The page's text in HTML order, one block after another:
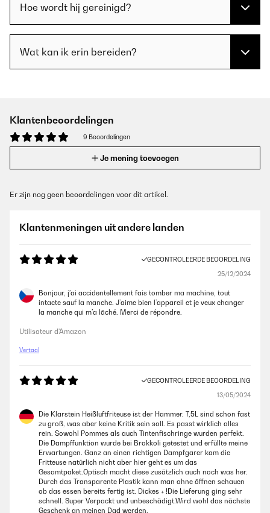
Hoe wordt hij gereinigd?
Wat kan ik erin bereiden?
Klantenbeoordelingen
9 Beoordelingen
Je mening toevoegen
Er zijn nog geen beoordelingen voor dit artikel.
Klantenmeningen uit andere landen
GECONTROLEERDE BEOORDELING
25/12/2024
Bonjour, j’ai accidentellement fais tomber ma machine, tout
intacte sauf la manche. J’aime bien l’appareil et je veux changer
la manche qui m’a lâché. Merci de répondre.
Utilisateur d'Amazon
Vertaal
GECONTROLEERDE BEOORDELING
13/05/2024
Die Klarstein Heißluftfriteuse ist der Hammer. 7,5L sind schon fast
zu groß, was aber keine Kritik sein soll. Es passt wirklich alles
rein. Sowohl Pommes als auch Tintenfischringe wurden perfekt.
Die Dampffunktion wurde bei Brokkoli getestet und erfüllte meine
Erwartungen. Ganz an einen richtigen Dampfgarer kam die
Fritteuse natürlich nicht aber hier geht es um das
Gesamtpaket.Optisch macht diese zusätzlich auch noch was her.
Durch das Transparente Plastik kann man ohne öffnen schauen
ob das essen bereits fertig ist. Dickes + !Die Lieferung ging sehr
schnell. Super Verpackt und unbeschädigt.Wird wohl das nächste
Geschenk an meinen Dad werden.